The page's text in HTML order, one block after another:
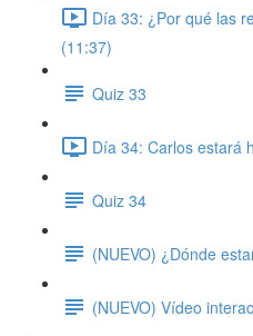
Día 33: ¿Por qué las
(11:37)
Quiz 33
Día 34: Carlos estará
Quiz 34
(NUEVO) ¿Dónde
(NUEVO) Vídeo